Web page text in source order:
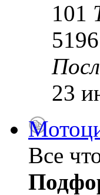
101
5196
23
Все